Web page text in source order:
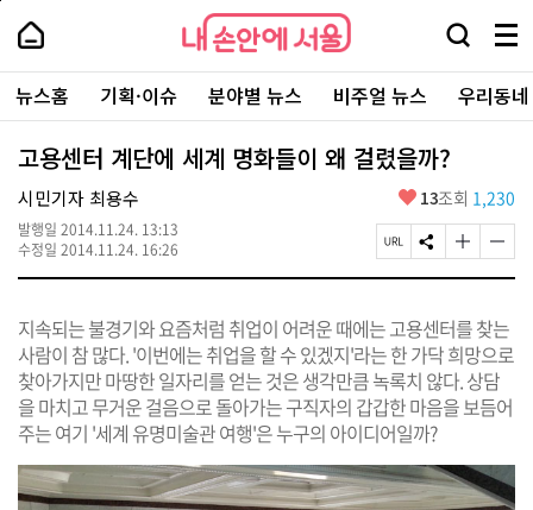
본
로
가
내
손
안
에
서
울
-
서
울
시
대
표
소
포
털
내
손
에
울
검
창
열
기
메
뉴
전
체
보
주
요
서
뉴스홈 기획·이슈 분야별 뉴스 비주얼 뉴스 우리동
고용센터 계단에 세계 명화들이 왜 걸렸을까?
시민기자 최용수
발행일 2014.11.24. 13:13
수정일 2014.11.24. 16:26
좋
요
13조회 1,230
페
이
R
L
복
사
S
N
유
하
기
글
자
크
게
변
경
하
글
자
작
게
변
경
하
지속되는 불경기와 요즘처럼 취업이 어려운 때에는 고용센터를 찾는
사람이 참 많다. '이번에는 취업을 할 수 있겠지'라는 한 가닥 희망으로
찾아가지만 마땅한 일자리를 얻는 것은 생각만큼 녹록치 않다. 상담
을 마치고 무거운 걸음으로 돌아가는 구직자의 갑갑한 마음을 보듬어
주는 여기 '세계 유명미술관 여행'은 누구의 아이디어일까?
페
상
단
로